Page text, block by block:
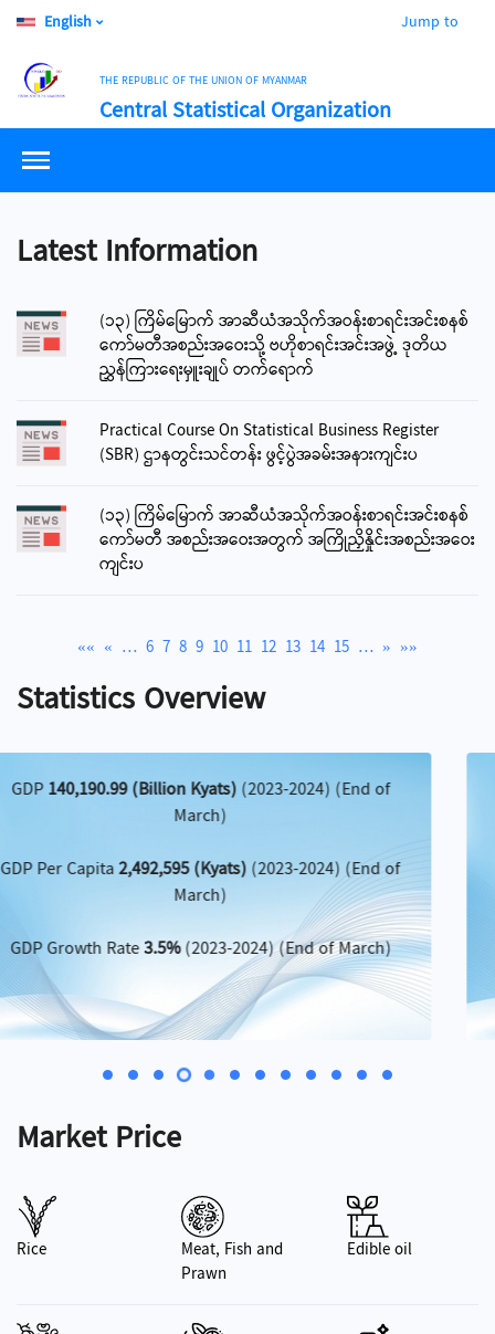
English Jump to
THE REPUBLIC OF THE UNION OF MYANMAR
Central Statistical Organization
Latest Information
(၁၃) ကြိမ်မြောက် အာဆီယံအသိုက်အဝန်းစာရင်းအင်းစနစ်
ကော်မတီအစည်းအဝေးသို့ ဗဟိုစာရင်းအင်းအဖွဲ့ ဒုတိယ
ညွှန်ကြားရေးမှူးချုပ် တက်ရောက်
Practical Course On Statistical Business Register
(SBR) ဌာနတွင်းသင်တန်း ဖွင့်ပွဲအခမ်းအနားကျင်းပ
(၁၃) ကြိမ်မြောက် အာဆီယံအသိုက်အဝန်းစာရင်းအင်းစနစ်
ကော်မတီ အစည်းအဝေးအတွက် အကြိုညှိနှိုင်းအစည်းအဝေး
ကျင်းပ
«« « … 6 7 8 9 10 11 12 13 14 15 … » »»
Statistics Overview
Per Capita Investment
688,742 (Kyats)(2023-2024) (End of March)
661.62 (Million US$)(2023 2024) (Apr-Mar)
Permitted Amount of Myanmar Citizens Investment
(2023-2024) (Apr-Mar)
Market Price
Rice
Meat, Fish and
Prawn
Edible oil